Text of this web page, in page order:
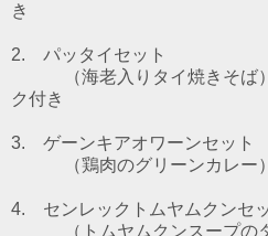
き
2. パッタイセット
（海老入りタイ焼きそば）
ク付き
3. ゲーンキアオワーンセット
（鶏肉のグリーンカレー）
4. センレックトムヤムクンセ
（トムヤムクンスープの